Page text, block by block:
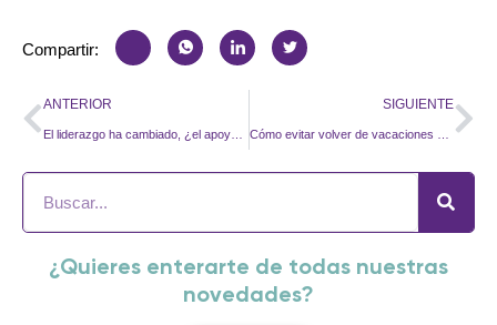
Compartir:
ANTERIOR SIGUIENTE
¿Quieres enterarte de todas nuestras
novedades?